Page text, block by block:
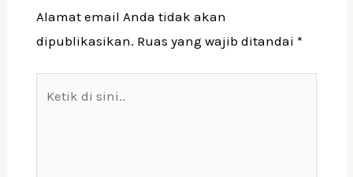
Alamat email Anda tidak akan
dipublikasikan. Ruas yang wajib ditandai *